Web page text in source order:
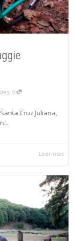
0
Cruz Juliana,
Leer más